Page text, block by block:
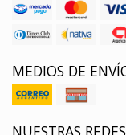
MEDIOS DE
NUESTRAS